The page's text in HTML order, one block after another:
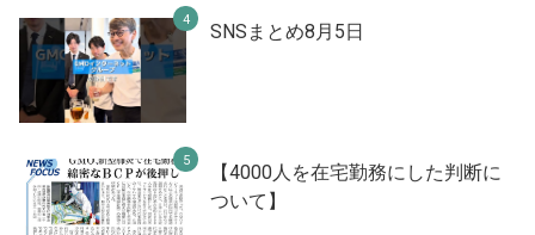
SNSまとめ8月5日
【4000人を在宅勤務にした判断に
ついて】